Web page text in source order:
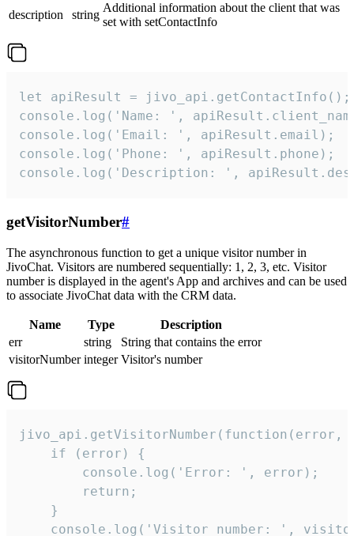
description
string
Additional information about the client that was
set with setContactInfo
let apiResult = jivo_api.getContactInfo();
console.log('Name: ',
console.log('Email: ', apiResult.email);
console.log('Phone: ', apiResult.phone);
console.log('Description: ',
getVisitorNumber#
The asynchronous function to get a unique visitor number in
JivoChat. Visitors are numbered sequentially: 1, 2, 3, etc. Visitor
number is displayed in the agent's App and archives and can be used
to associate JivoChat data with the CRM data.
Name Type
Description
err
string
String that contains the error
visitorNumber integer Visitor's number
jivo_api.getVisitorNumber(function(error,
    if (error) {
        console.log('Error: ', error);
        return;
    }
console.log('Visitor number: ',